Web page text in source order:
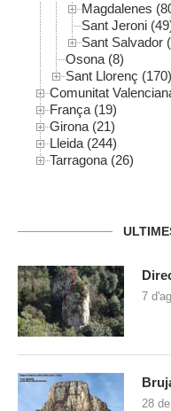
Magdalenes
Sant Jeroni
Sant Salvador
Osona (8)
Sant Llorenç (170)
Comunitat
França (19)
Girona (21)
Lleida (244)
Tarragona (26)
7
28